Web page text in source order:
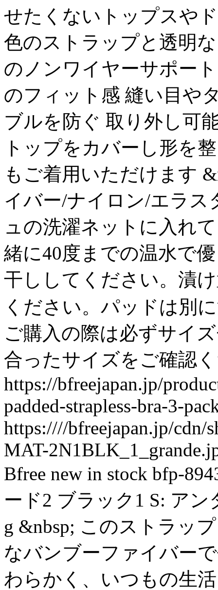
せたくないトップスや
色のストラップと透明
のノンワイヤーサポー
のフィット感 縫い目や
ブルを防ぐ 取り外し可
トップをカバーし形を
もご着用いただけます
イバー/ナイロン/エラス
ュの洗濯ネットに入れ
緒に40度までの温水で
干ししてください。漬
ください。パッドは別
ご購入の際は必ずサイ
合ったサイズをご確認
https://bfreejapan.jp/
padded-strapless-bra-3-
https:////bfreejapan.jp/cdn/
MAT-
Bfree new in stock bfp-
ード2 ブラック1 S: アン
g &nbsp; このストラッ
なバンブーファイバー
わらかく、いつもの生